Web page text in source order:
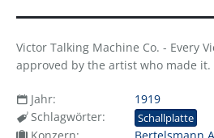
Victor Talking Machine Co. - Every
approved by the artist who made it.
Jahr:
1919
Schlagwörter:
Schallplatte